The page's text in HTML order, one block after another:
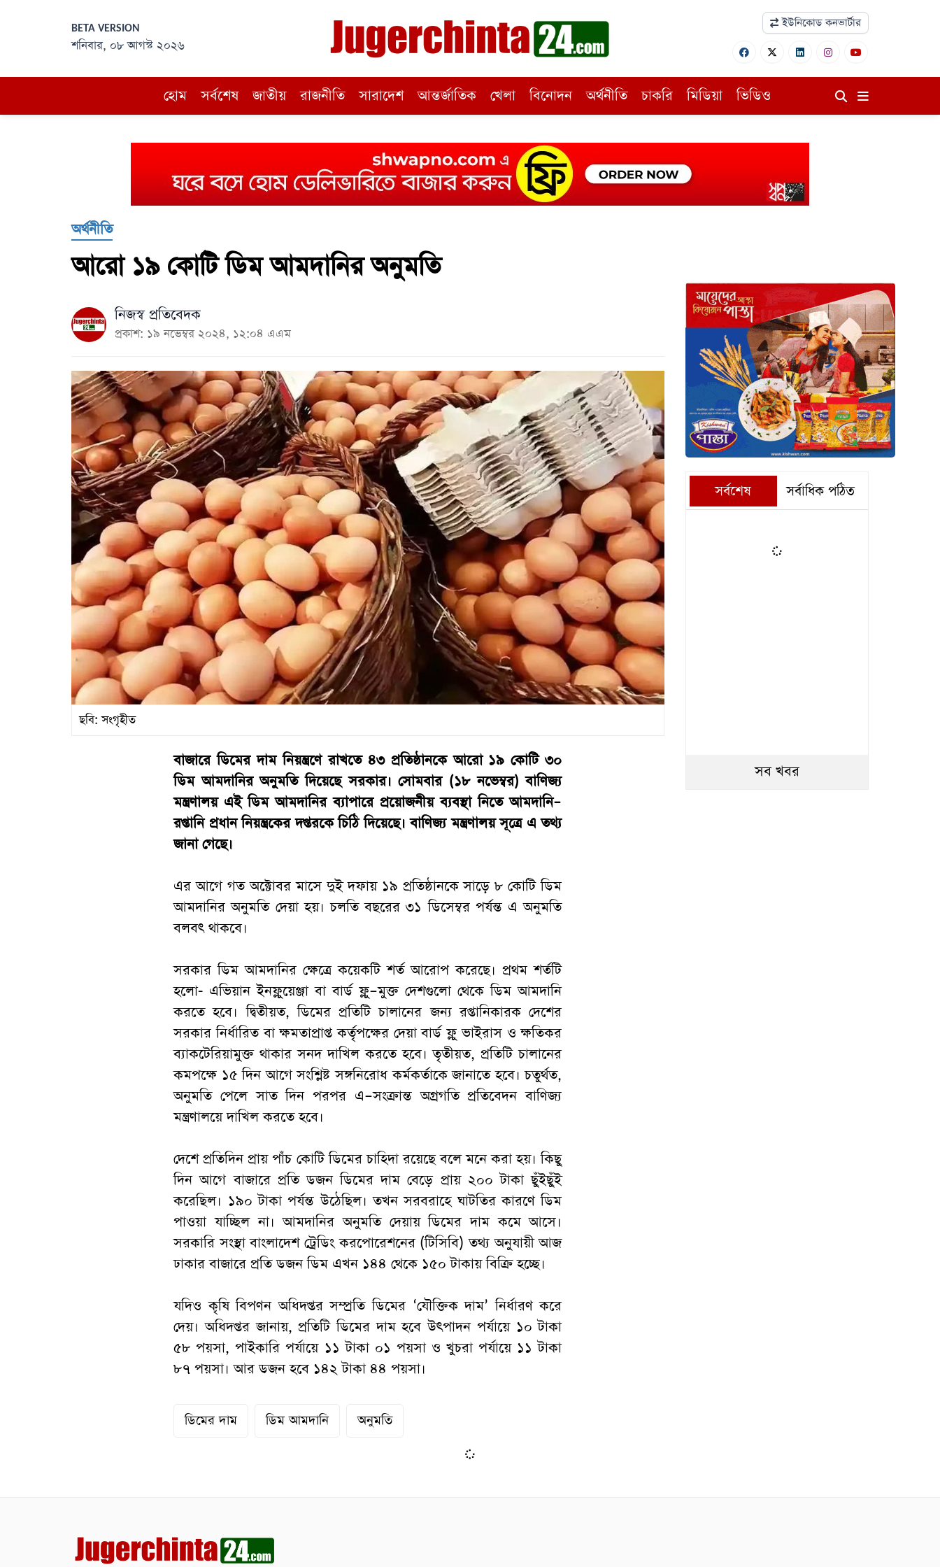
BETA VERSION
শনিবার, ০৮ আগস্ট ২০২৬
ইউনিকোড কনভার্টার
হোম সর্বশেষ জাতীয় রাজনীতি সারাদেশ আন্তর্জাতিক খেলা বিনোদন অর্থনীতি চাকরি মিডিয়া ভিডিও
অর্থনীতি
আরো ১৯ কোটি ডিম আমদানির অনুমতি
নিজস্ব প্রতিবেদক
প্রকাশ: ১৯ নভেম্বর ২০২৪, ১২:০৪ এএম
ছবি: সংগৃহীত
বাজারে ডিমের দাম নিয়ন্ত্রণে রাখতে ৪৩ প্রতিষ্ঠানকে আরো ১৯ কোটি ৩০
ডিম আমদানির অনুমতি দিয়েছে সরকার। সোমবার (১৮ নভেম্বর) বাণিজ্য
মন্ত্রণালয় এই ডিম আমদানির ব্যাপারে প্রয়োজনীয় ব্যবস্থা নিতে আমদানি–
রপ্তানি প্রধান নিয়ন্ত্রকের দপ্তরকে চিঠি দিয়েছে। বাণিজ্য মন্ত্রণালয় সূত্রে এ তথ্য
জানা গেছে।
এর আগে গত অক্টোবর মাসে দুই দফায় ১৯ প্রতিষ্ঠানকে সাড়ে ৮ কোটি ডিম
আমদানির অনুমতি দেয়া হয়। চলতি বছরের ৩১ ডিসেম্বর পর্যন্ত এ অনুমতি
বলবৎ থাকবে।
সরকার ডিম আমদানির ক্ষেত্রে কয়েকটি শর্ত আরোপ করেছে। প্রথম শর্তটি
হলো- এভিয়ান ইনফ্লুয়েঞ্জা বা বার্ড ফ্লু–মুক্ত দেশগুলো থেকে ডিম আমদানি
করতে হবে। দ্বিতীয়ত, ডিমের প্রতিটি চালানের জন্য রপ্তানিকারক দেশের
সরকার নির্ধারিত বা ক্ষমতাপ্রাপ্ত কর্তৃপক্ষের দেয়া বার্ড ফ্লু ভাইরাস ও ক্ষতিকর
ব্যাকটেরিয়ামুক্ত থাকার সনদ দাখিল করতে হবে। তৃতীয়ত, প্রতিটি চালানের
কমপক্ষে ১৫ দিন আগে সংশ্লিষ্ট সঙ্গনিরোধ কর্মকর্তাকে জানাতে হবে। চতুর্থত,
অনুমতি পেলে সাত দিন পরপর এ–সংক্রান্ত অগ্রগতি প্রতিবেদন বাণিজ্য
মন্ত্রণালয়ে দাখিল করতে হবে।
দেশে প্রতিদিন প্রায় পাঁচ কোটি ডিমের চাহিদা রয়েছে বলে মনে করা হয়। কিছু
দিন আগে বাজারে প্রতি ডজন ডিমের দাম বেড়ে প্রায় ২০০ টাকা ছুঁইছুঁই
করেছিল। ১৯০ টাকা পর্যন্ত উঠেছিল। তখন সরবরাহে ঘাটতির কারণে ডিম
পাওয়া যাচ্ছিল না। আমদানির অনুমতি দেয়ায় ডিমের দাম কমে আসে।
সরকারি সংস্থা বাংলাদেশ ট্রেডিং করপোরেশনের (টিসিবি) তথ্য অনুযায়ী আজ
ঢাকার বাজারে প্রতি ডজন ডিম এখন ১৪৪ থেকে ১৫০ টাকায় বিক্রি হচ্ছে।
যদিও কৃষি বিপণন অধিদপ্তর সম্প্রতি ডিমের ‘যৌক্তিক দাম’ নির্ধারণ করে
দেয়। অধিদপ্তর জানায়, প্রতিটি ডিমের দাম হবে উৎপাদন পর্যায়ে ১০ টাকা
৫৮ পয়সা, পাইকারি পর্যায়ে ১১ টাকা ০১ পয়সা ও খুচরা পর্যায়ে ১১ টাকা
৮৭ পয়সা। আর ডজন হবে ১৪২ টাকা ৪৪ পয়সা।
ডিমের দাম ডিম আমদানি অনুমতি
সর্বশেষ সর্বাধিক পঠিত
সব খবর